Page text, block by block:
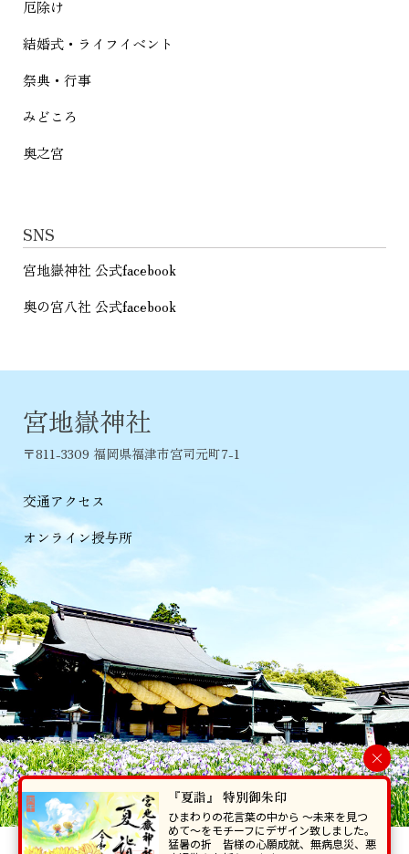
厄除け
結婚式・ライフイベント
祭典・行事
みどころ
奥之宮
SNS
宮地嶽神社 公式facebook
奥の宮八社 公式facebook
宮地嶽神社
〒811-3309 福岡県福津市宮司元町7-1
交通アクセス
オンライン授与所
当ホームページで掲載の写真・イラスト等を無断で転写･複製することを
×
『夏詣』 特別御朱印
ひまわりの花言葉の中から 〜未来を見つ
めて〜をモチーフにデザイン致しました。
猛暑の折 皆様の心願成就、無病息災、悪